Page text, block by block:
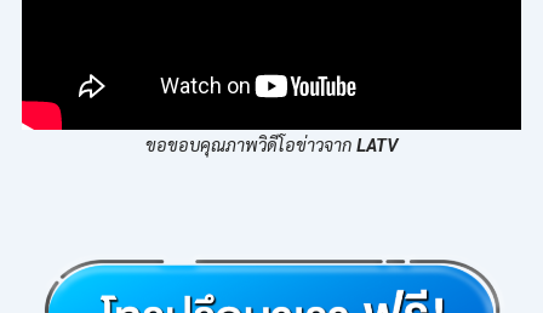
ขอขอบคุณภาพวิดีโอข่าวจาก LATV